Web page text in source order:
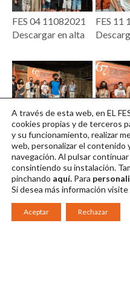
FES 04 11082021
Descargar en alta
FES 11
FES 13 11082021
Descargar en alta
FES 14
A través de esta web, en EL
cookies propias y de terceros
y su funcionamiento, realizar
web, personalizar el contenido
navegación. Al pulsar continuar
consintiendo su instalación.
pinchando aquí. Para
Si desea más información
Aceptar Rechazar